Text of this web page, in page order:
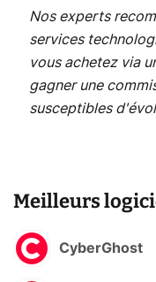
Nos experts
services
vous achetez via
gagner une
susceptibles
Meilleurs
CyberGhost